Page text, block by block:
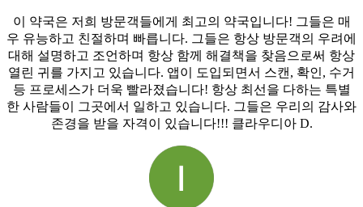
이 약국은 저희 방문객들에게 최고의 약국입니다! 그들은 매
우 유능하고 친절하며 빠릅니다. 그들은 항상 방문객의 우려에
대해 설명하고 조언하며 항상 함께 해결책을 찾음으로써 항상
열린 귀를 가지고 있습니다. 앱이 도입되면서 스캔, 확인, 수거
등 프로세스가 더욱 빨라졌습니다! 항상 최선을 다하는 특별
한 사람들이 그곳에서 일하고 있습니다. 그들은 우리의 감사와
존경을 받을 자격이 있습니다!!! 클라우디아 D.